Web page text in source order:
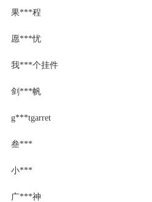
果***程
愿***忧
我***个挂件
剑***帆
g***tgarret
叁***
小***
广***神